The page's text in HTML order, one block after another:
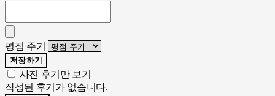
평점 주기
저장하기
사진 후기만 보기
작성된 후기가 없습니다.